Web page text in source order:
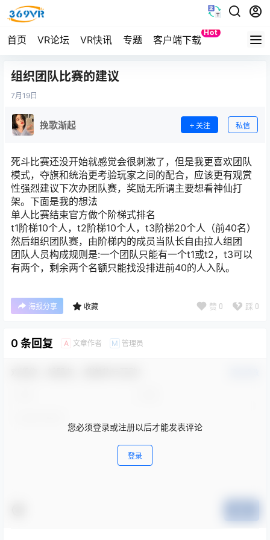
首页 VR论坛 VR快讯 专题 客户端下载
Hot
Quest
组织团队比赛的建议
7月 19日
挽歌渐起 关注 私信
死斗比赛还没开始就感觉会很刺激了，但是我更喜欢团队
模式，夺旗和统治更考验玩家之间的配合，应该更有观赏
性强烈建议下次办团队赛，奖励无所谓主要想看神仙打
架。下面是我的想法
单人比赛结束官方做个阶梯式排名
t1阶梯10个人，t2阶梯10个人，t3阶梯20个人（前40名）
然后组织团队赛，由阶梯内的成员当队长自由拉人组团
团队人员构成规则是:一个团队只能有一个t1或t2，t3可以
有两个，剩余两个名额只能找没排进前40的人入队。
海报分享 收藏 赞 0 踩 0
0 条回复 A 文章作者 M 管理员
您必须登录或注册以后才能发表评论
登录